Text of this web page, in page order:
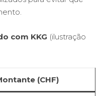
com KKG (ilustração
(CHF)